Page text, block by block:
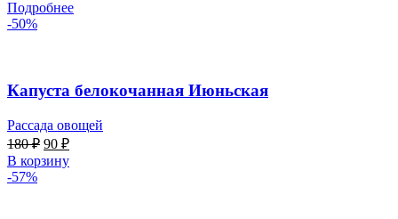
Подробнее
-50%
Капуста белокочанная Июньская
Рассада овощей
180₽ 90 ₽
В корзину
-57%